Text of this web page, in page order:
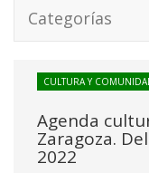
Categorías
CULTURA Y
Agenda
Zaragoza.
2022